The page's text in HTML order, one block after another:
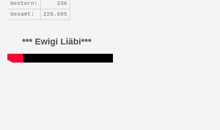
Gestern:
236
Gesamt:
228.695
*** Ewigi Liäbi***